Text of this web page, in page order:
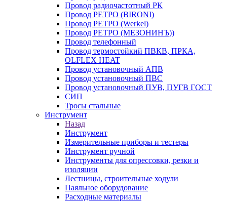
Провод радиочастотный РК
Провод РЕТРО (BIRONI)
Провод РЕТРО (Werkel)
Провод РЕТРО (МЕЗОНИНЪ))
Провод телефонный
Провод термостойкий ПВКВ, ПРКА,
OLFLEX HEAT
Провод установочный АПВ
Провод установочный ПВС
Провод установочный ПУВ, ПУГВ ГОСТ
СИП
Тросы стальные
Инструмент
Назад
Инструмент
Измерительные приборы и тестеры
Инструмент ручной
Инструменты для опрессовки, резки и
изоляции
Лестницы, строительные ходули
Паяльное оборудование
Расходные материалы